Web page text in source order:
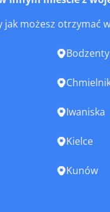
jak możesz otrzymać
Iwaniska
Kielce
Kunów